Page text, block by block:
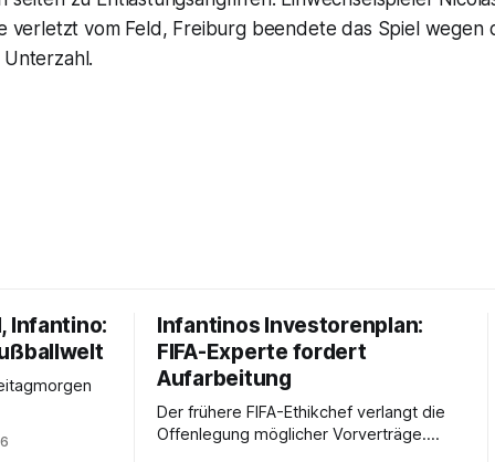
verletzt vom Feld, Freiburg beendete das Spiel wegen
Infantino:
Infantinos Investorenplan:
FIFA-Experte fordert
Aufarbeitung
Der frühere FIFA-Ethikchef verlangt die
Offenlegung möglicher Vorverträge.